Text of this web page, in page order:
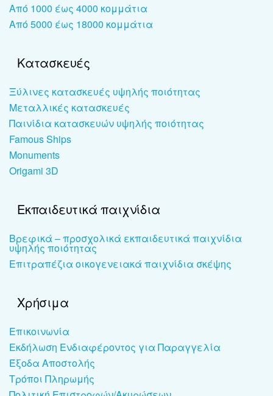
Από 1000 έως 4000 κομμάτια
Από 5000 έως 18000 κομμάτια
Κατασκευές
Ξύλινες κατασκευές υψηλής ποιότητας
Μεταλλικές κατασκευές
Παινίδια κατασκευών υψηλής ποιότητας
Famous Ships
Monuments
Origami 3D
Εκπαιδευτικά παιχνίδια
Βρεφικά – προσχολικά εκπαιδευτικά παιχνίδια
υψηλής ποιότητας
Επιτραπέζια οικογενειακά παιχνίδια σκέψης
Χρήσιμα
Επικοινωνία
Εκδήλωση Ενδιαφέροντος για Παραγγελία
Έξοδα Αποστολής
Τρόποι Πληρωμής